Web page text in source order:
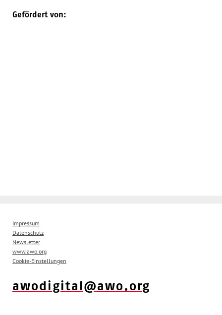
Gefördert von:
Impressum
Datenschutz
Newsletter
www.awo.org
Cookie-Einstellungen
awodigital@awo.org